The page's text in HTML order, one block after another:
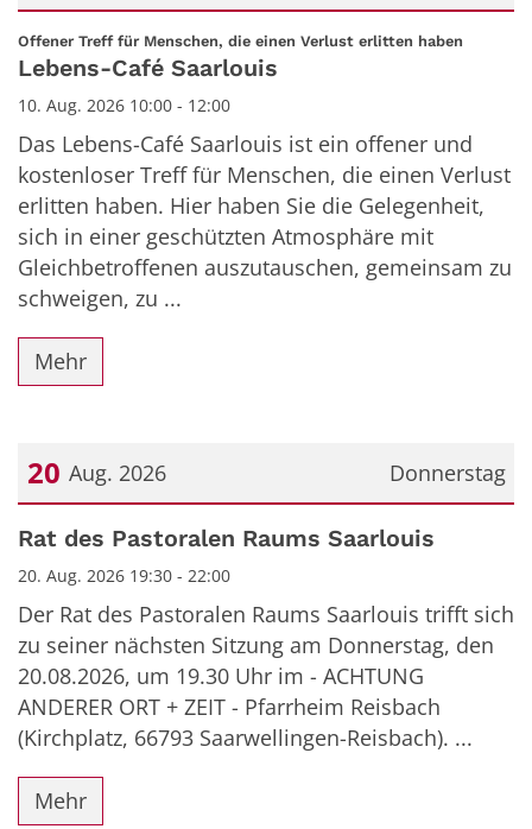
Datum: 10. August 2026
Offener Treff für Menschen, die einen Verlust erlitten haben
Lebens-Café Saarlouis
10. Aug. 2026 10:00 - 12:00
Das Lebens-Café Saarlouis ist ein offener und
kostenloser Treff für Menschen, die einen Verlust
erlitten haben. Hier haben Sie die Gelegenheit,
sich in einer geschützten Atmosphäre mit
Gleichbetroffenen auszutauschen, gemeinsam zu
schweigen, zu ...
Mehr
Donnerstag
20 Aug. 2026
Datum: 20. August 2026
Rat des Pastoralen Raums Saarlouis
20. Aug. 2026 19:30 - 22:00
Der Rat des Pastoralen Raums Saarlouis trifft sich
zu seiner nächsten Sitzung am Donnerstag, den
20.08.2026, um 19.30 Uhr im - ACHTUNG
ANDERER ORT + ZEIT - Pfarrheim Reisbach
(Kirchplatz, 66793 Saarwellingen-Reisbach). ...
Mehr